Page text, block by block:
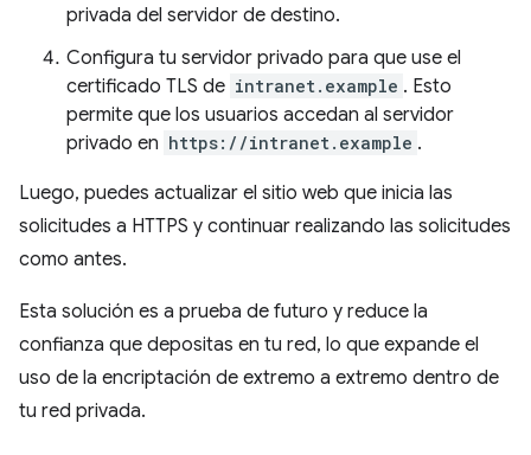
privada del servidor de destino.
Configura tu servidor privado para que use el
certificado TLS de intranet.example . Esto
permite que los usuarios accedan al servidor
privado en https://intranet.example .
Luego, puedes actualizar el sitio web que inicia las
solicitudes a HTTPS y continuar realizando las solicitudes
como antes.
Esta solución es a prueba de futuro y reduce la
confianza que depositas en tu red, lo que expande el
uso de la encriptación de extremo a extremo dentro de
tu red privada.